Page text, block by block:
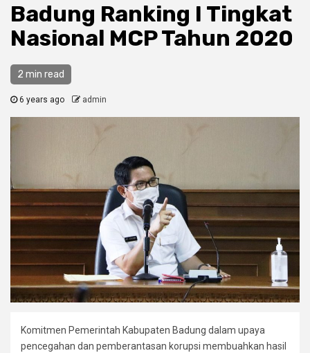
Badung Ranking I Tingkat
Nasional MCP Tahun 2020
2 min read
6 years ago admin
Komitmen Pemerintah Kabupaten Badung dalam upaya
pencegahan dan pemberantasan korupsi membuahkan hasil